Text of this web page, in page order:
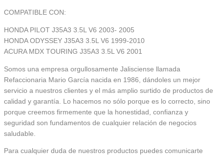
COMPATIBLE CON:
HONDA PILOT J35A3 3.5L V6 2003- 2005
HONDA ODYSSEY J35A3 3.5L V6 1999-2010
ACURA MDX TOURING J35A3 3.5L V6 2001
Somos una empresa orgullosamente Jalisciense llamada
Refaccionaria Mario García nacida en 1986, dándoles un mejor
servicio a nuestros clientes y el más amplio surtido de productos de
calidad y garantía. Lo hacemos no sólo porque es lo correcto, sino
porque creemos firmemente que la honestidad, confianza y
seguridad son fundamentos de cualquier relación de negocios
saludable.
Para cualquier duda de nuestros productos puedes comunicarte